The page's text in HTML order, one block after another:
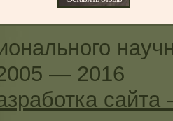
— 2016